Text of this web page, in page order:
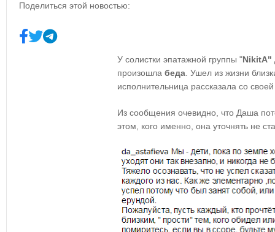
Поделиться этой новостью:
У солистки эпатажной группы "NikitA"
произошла беда . Ушел из жизни
исполнительница рассказала со
Из сообщения очевидно, что Даша
этом, кого именно, она уточнять не